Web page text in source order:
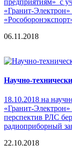
«Гранит-Электрон»
06.11.2018
Научно-
18.10.2018 на
«Гранит-
перспектив РЛС
радиоприборный
22.10.2018